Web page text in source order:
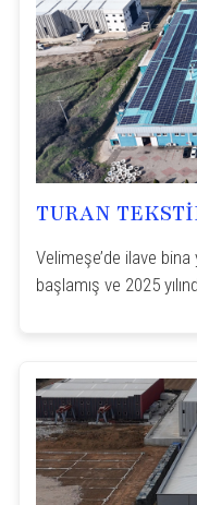
TURAN
Velimeşe’de ilave bina
başlamış ve 2025